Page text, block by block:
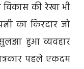
विकास की रेखा भी
का किरदार जो
हुआ व्यवहार
पहले एकदम